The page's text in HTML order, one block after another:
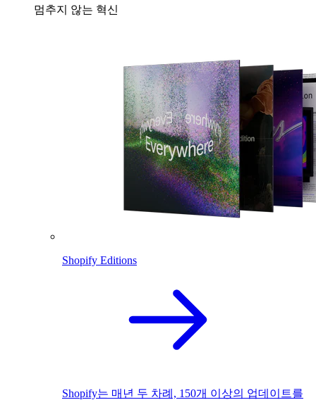
멈추지 않는 혁신
Shopify Editions
Shopify는 매년 두 차례, 150개 이상의 업데이트를